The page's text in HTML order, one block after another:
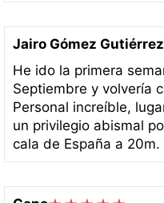
Jairo Gómez Gutiérrez
He ido la primera
Septiembre y volvería
Personal increíble,
un privilegio abismal
cala de España a 20m.